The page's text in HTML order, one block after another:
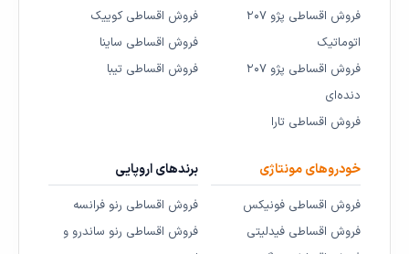
فروش اقساطی پژو ۲۰۷
اتوماتیک
فروش اقساطی پژو ۲۰۷
دنده‌ای
فروش اقساطی تارا
فروش اقساطی کوییک
فروش اقساطی ساینا
فروش اقساطی تیبا
خودروهای مونتاژی
فروش اقساطی فونیکس
فروش اقساطی فیدلیتی
برندهای اروپایی
فروش اقساطی رنو فرانسه
فروش اقساطی رنو ساندرو و